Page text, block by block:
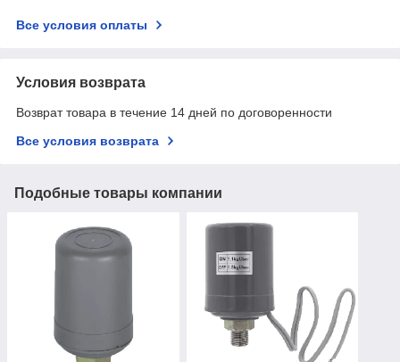
Все условия оплаты
Условия возврата
Возврат товара в течение 14 дней по договоренности
Все условия возврата
Подобные товары компании